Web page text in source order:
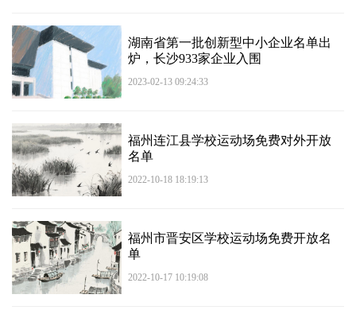
湖南省第一批创新型中小企业名单出
炉，长沙933家企业入围
2023-02-13 09:24:33
福州连江县学校运动场免费对外开放
名单
2022-10-18 18:19:13
福州市晋安区学校运动场免费开放名
单
2022-10-17 10:19:08